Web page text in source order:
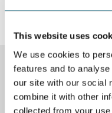
This website uses
We use cookies to
features and to
our site with our social
combine it with other
collected from your